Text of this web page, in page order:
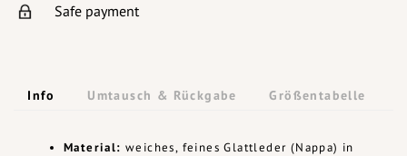
Safe payment
Info Umtausch & Rückgabe Größentabelle
Material: weiches, feines Glattleder (Nappa) in